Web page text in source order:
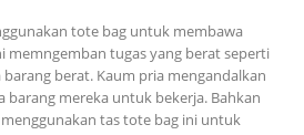
tote bag untuk membawa
memngemban tugas yang berat seperti
berat. Kaum pria mengandalkan
mereka untuk bekerja. Bahkan
tas tote bag ini untuk